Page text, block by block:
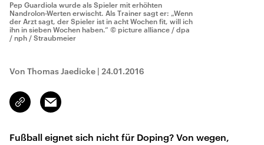
Pep Guardiola wurde als Spieler mit erhöhten
Nandrolon-Werten erwischt. Als Trainer sagt er: „Wenn
der Arzt sagt, der Spieler ist in acht Wochen fit, will ich
ihn in sieben Wochen haben.“ © picture alliance / dpa
/ nph / Straubmeier
Von Thomas Jaedicke | 24.01.2016
Link
kopieren/teilen
Email
Fußball eignet sich nicht für Doping? Von wegen,